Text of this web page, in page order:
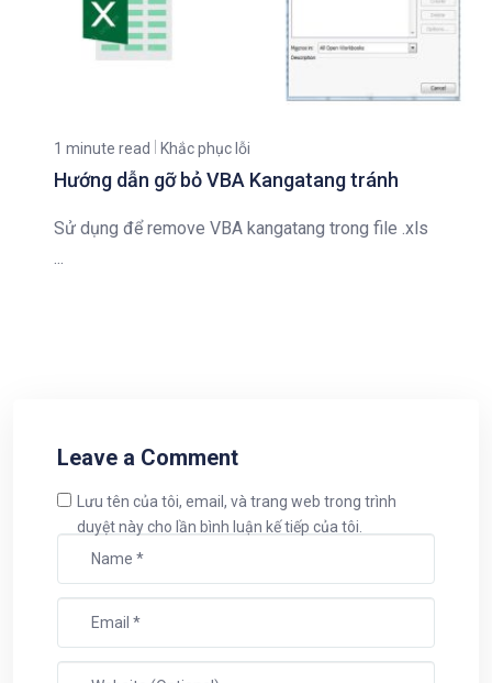
1 minute read Khắc phục lỗi
Hướng dẫn gỡ bỏ VBA Kangatang tránh
Sử dụng để remove VBA kangatang trong file .xls
...
Leave a Comment
Lưu tên của tôi, email, và trang web trong trình
duyệt này cho lần bình luận kế tiếp của tôi.